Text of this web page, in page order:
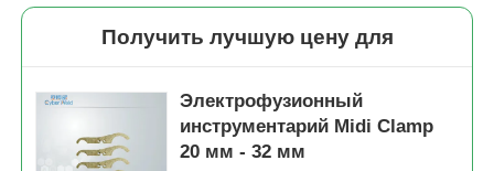
Получить лучшую цену для
Электрофузионный
инструментарий Midi Clamp
20 мм - 32 мм